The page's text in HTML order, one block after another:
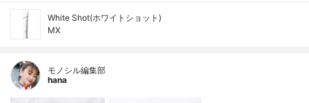
White Shot(ホワイトショット)
MX
モノシル編集部
hana